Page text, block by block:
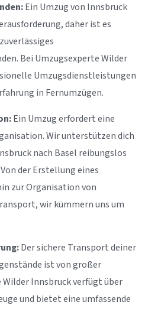
Ein Umzug von Innsbruck
daher ist es
Bei Umzugsexperte Wilder
Umzugsdienstleistungen
in Fernumzügen.
Ein Umzug erfordert eine
Wir unterstützen dich
nach Basel reibungslos
der Erstellung eines
zur Organisation von
wir kümmern uns um
Der sichere Transport deiner
ist von großer
Innsbruck verfügt über
und bietet eine umfassende